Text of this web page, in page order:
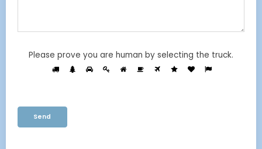
Please prove you are human by selecting the truck.